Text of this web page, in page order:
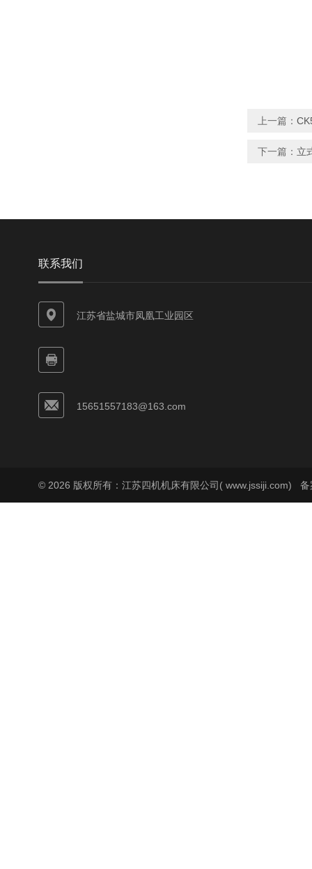
上一篇：
下一篇： 立
联系我们
江苏省盐城市凤凰工业园区
15651557183@163.com
© 2026 版权所有：江苏四机机床有限公司( www.jssiji.com) 备